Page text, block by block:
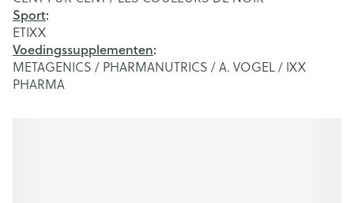
Sport:
ETIXX
Voedingssupplementen:
METAGENICS / PHARMANUTRICS / A. VOGEL / IXX
PHARMA